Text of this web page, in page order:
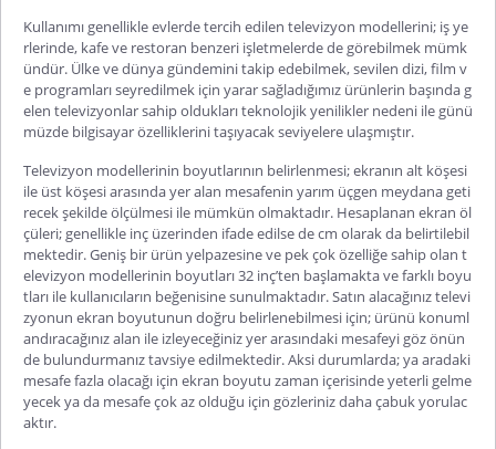
Kullanımı genellikle evlerde tercih edilen televizyon modellerini; iş ye
rlerinde, kafe ve restoran benzeri işletmelerde de görebilmek mümk
ündür. Ülke ve dünya gündemini takip edebilmek, sevilen dizi, film v
e programları seyredilmek için yarar sağladığımız ürünlerin başında g
elen televizyonlar sahip oldukları teknolojik yenilikler nedeni ile günü
müzde bilgisayar özelliklerini taşıyacak seviyelere ulaşmıştır.
Televizyon modellerinin boyutlarının belirlenmesi; ekranın alt köşesi
ile üst köşesi arasında yer alan mesafenin yarım üçgen meydana geti
recek şekilde ölçülmesi ile mümkün olmaktadır. Hesaplanan ekran öl
çüleri; genellikle inç üzerinden ifade edilse de cm olarak da belirtilebil
mektedir. Geniş bir ürün yelpazesine ve pek çok özelliğe sahip olan t
elevizyon modellerinin boyutları 32 inç’ten başlamakta ve farklı boyu
tları ile kullanıcıların beğenisine sunulmaktadır. Satın alacağınız televi
zyonun ekran boyutunun doğru belirlenebilmesi için; ürünü konuml
andıracağınız alan ile izleyeceğiniz yer arasındaki mesafeyi göz önün
de bulundurmanız tavsiye edilmektedir. Aksi durumlarda; ya aradaki
mesafe fazla olacağı için ekran boyutu zaman içerisinde yeterli gelme
yecek ya da mesafe çok az olduğu için gözleriniz daha çabuk yorulac
aktır.